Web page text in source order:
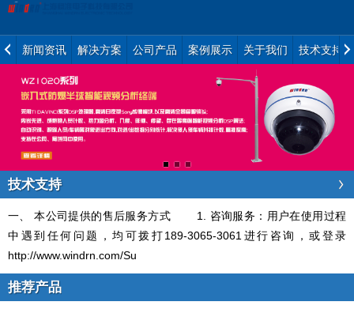
新闻资讯 解决方案 公司产品 案例展示 关于我们 技术支持
技术支持
一、 本公司提供的售后服务方式 1. 咨询服务：用户在使用过程
中遇到任何问题，均可拨打189-3065-3061进行咨询，或登录
http://www.windrn.com/Su
推荐产品